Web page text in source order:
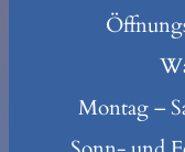
Montag –